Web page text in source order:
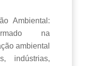
Ambiental:
na
ambiental
indústrias,